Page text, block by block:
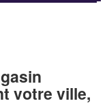
votre ville,